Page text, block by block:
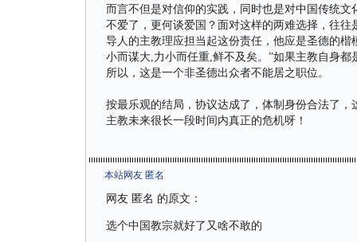
而言不但是对信仰的实践，同时也是对中国传统
不爱了，更何谈爱国？面对这样的两难选择，往
导人的主教理应担当起这份责任，他应是圣德的
小而谋大,力小而任重,鲜不及矣。”如果主教自身
所以，这是一个非圣德出众者不能居之职位。
按最乐观的结局，协议达成了，体制身份合法了
主教未来很长一段时间内真正的危机呀！
本站网友 匿名
网友 匿名 的原文：
选个中国教宗就好了又啥不敢的